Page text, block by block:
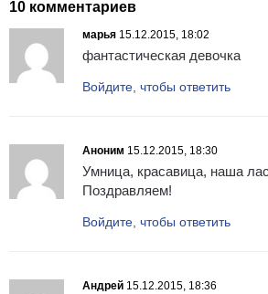
10 комментариев
марья 15.12.2015, 18:02
фантастическая девочка
Войдите, чтобы ответить
Аноним 15.12.2015, 18:30
Умница, красавица, наша
Поздравляем!
Войдите, чтобы ответить
Андрей 15.12.2015, 18:36